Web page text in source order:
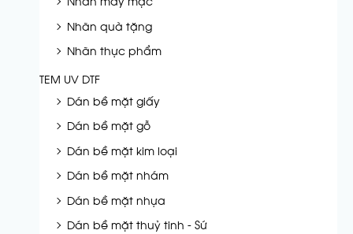
Nhãn quà tặng
Nhãn thực phẩm
TEM UV DTF
Dán bề mặt giấy
Dán bề mặt gỗ
Dán bề mặt kim loại
Dán bề mặt nhám
Dán bề mặt nhựa
Dán bề mặt thuỷ tinh - Sứ